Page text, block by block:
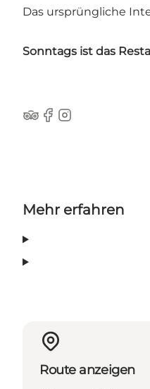
Das ursprüngliche
Sonntags ist das
Tripadvisor
Facebook
Instagram
Mehr erfahren
Route anzeigen